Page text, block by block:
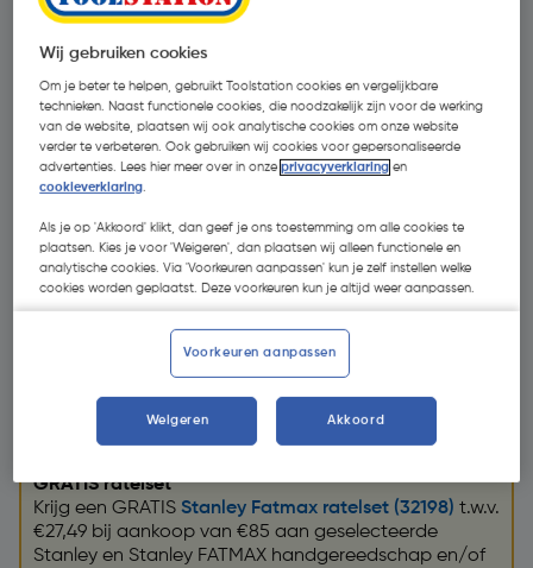
€ 17,70| Excl. btw € 14,63
Promoties
GRATIS ratelset
Krijg een GRATIS Stanley Fatmax ratelset (32198) t.w.v.
€27,49 bij aankoop van €85 aan geselecteerde
Stanley en Stanley FATMAX handgereedschap en/of
Wij gebruiken cookies
Om je beter te helpen, gebruikt Toolstation cookies en vergelijkbare
technieken. Naast functionele cookies, die noodzakelijk zijn voor de werking
van de website, plaatsen wij ook analytische cookies om onze website
verder te verbeteren. Ook gebruiken wij cookies voor gepersonaliseerde
advertenties. Lees hier meer over in onzeprivacyverklaring en
cookieverklaring.
Als je op 'Akkoord' klikt, dan geef je ons toestemming om alle cookies te
plaatsen. Kies je voor 'Weigeren', dan plaatsen wij alleen functionele en
analytische cookies. Via 'Voorkeuren aanpassen' kun je zelf instellen welke
cookies worden geplaatst. Deze voorkeuren kun je altijd weer aanpassen.
Voorkeuren aanpassen
Weigeren Akkoord